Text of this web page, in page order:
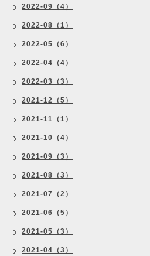
2022-09（4）
2022-08（1）
2022-05（6）
2022-04（4）
2022-03（3）
2021-12（5）
2021-11（1）
2021-10（4）
2021-09（3）
2021-08（3）
2021-07（2）
2021-06（5）
2021-05（3）
2021-04（3）